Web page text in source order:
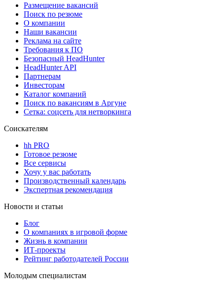
Размещение вакансий
Поиск по резюме
О компании
Наши вакансии
Реклама на сайте
Требования к ПО
Безопасный HeadHunter
HeadHunter API
Партнерам
Инвесторам
Каталог компаний
Поиск по вакансиям в Аргуне
Сетка: соцсеть для нетворкинга
Соискателям
hh PRO
Готовое резюме
Все сервисы
Хочу у вас работать
Производственный календарь
Экспертная рекомендация
Новости и статьи
Блог
О компаниях в игровой форме
Жизнь в компании
ИТ-проекты
Рейтинг работодателей России
Молодым специалистам